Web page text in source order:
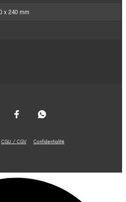
x 240 mm
CGU / CGV Confidentialité